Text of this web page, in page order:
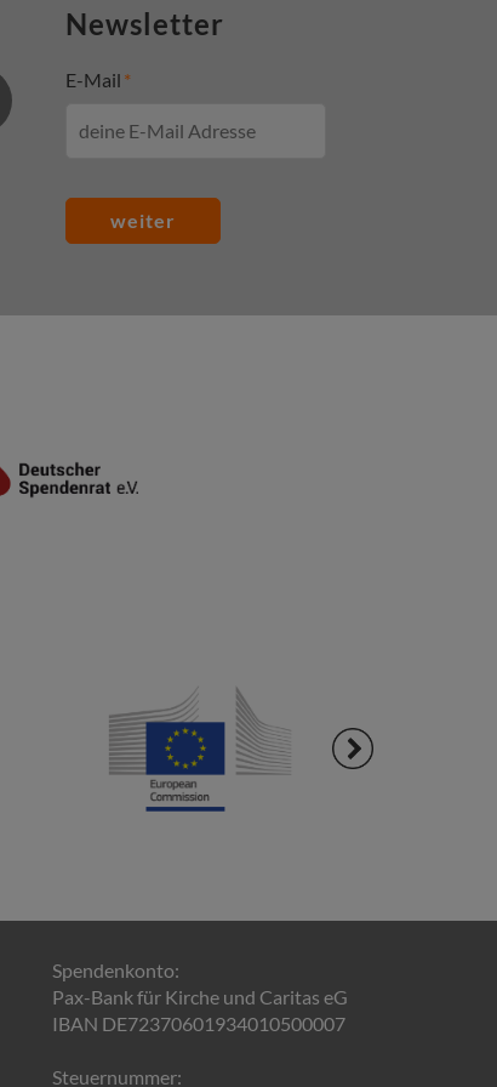
Newsletter
E-Mail
weiter
Spendenkonto:
Pax-Bank für Kirche und Caritas eG
IBAN DE72370601934010500007
Steuernummer: